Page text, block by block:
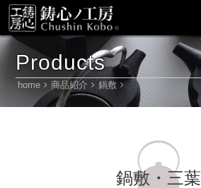
Products
home 商品紹介 鍋敷
鍋敷・三葉